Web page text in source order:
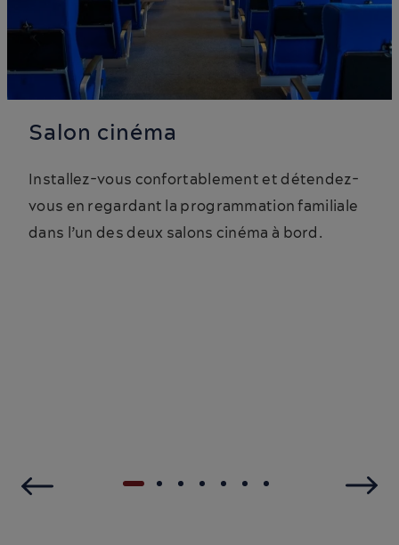
Salon cinéma
Installez-vous confortablement et détendez-
vous en regardant la programmation familiale
dans l’un des deux salons cinéma à bord.